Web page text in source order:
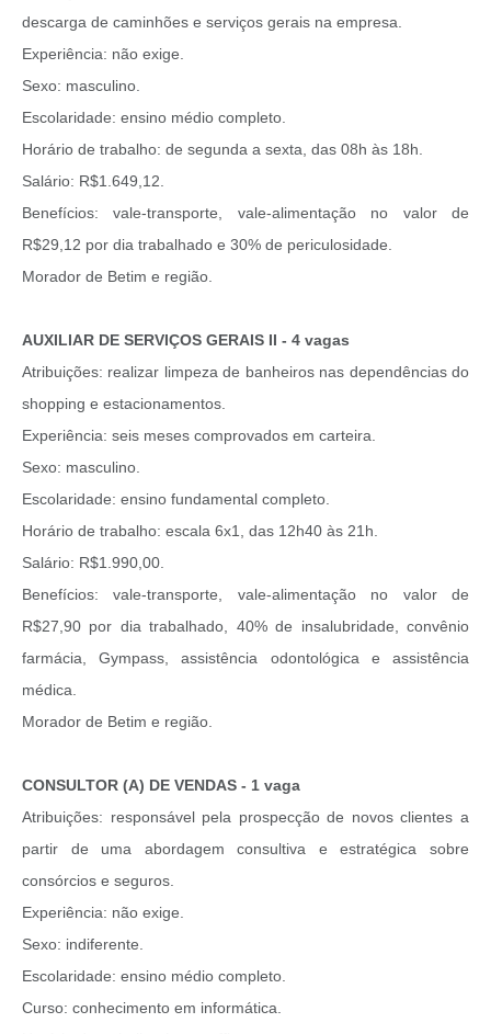
descarga de caminhões e serviços gerais na empresa.
Experiência: não exige.
Sexo: masculino.
Escolaridade: ensino médio completo.
Horário de trabalho: de segunda a sexta, das 08h às 18h.
Salário: R$1.649,12.
Benefícios: vale-transporte, vale-alimentação no valor de
R$29,12 por dia trabalhado e 30% de periculosidade.
Morador de Betim e região.
AUXILIAR DE SERVIÇOS GERAIS II - 4 vagas
Atribuições: realizar limpeza de banheiros nas dependências do
shopping e estacionamentos.
Experiência: seis meses comprovados em carteira.
Sexo: masculino.
Escolaridade: ensino fundamental completo.
Horário de trabalho: escala 6x1, das 12h40 às 21h.
Salário: R$1.990,00.
Benefícios: vale-transporte, vale-alimentação no valor de
R$27,90 por dia trabalhado, 40% de insalubridade, convênio
farmácia, Gympass, assistência odontológica e assistência
médica.
Morador de Betim e região.
CONSULTOR (A) DE VENDAS - 1 vaga
Atribuições: responsável pela prospecção de novos clientes a
partir de uma abordagem consultiva e estratégica sobre
consórcios e seguros.
Experiência: não exige.
Sexo: indiferente.
Escolaridade: ensino médio completo.
Curso: conhecimento em informática.